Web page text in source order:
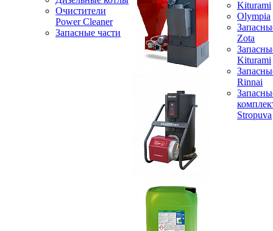
Очистители
Power Cleaner
Запасные части
Kiturami
Olympia
Zota
Kiturami
Rinnai
Stropuva